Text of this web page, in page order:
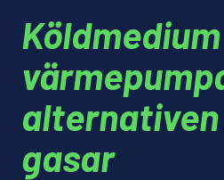
alternativen
gasar